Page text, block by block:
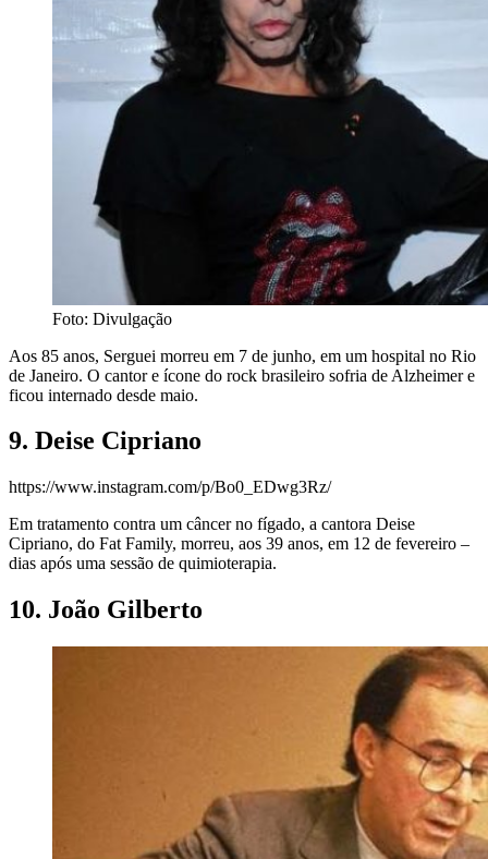
Foto: Divulgação
Aos 85 anos, Serguei morreu em 7 de junho, em um hospital no Rio
de Janeiro. O cantor e ícone do rock brasileiro sofria de Alzheimer e
ficou internado desde maio.
9. Deise Cipriano
https://www.instagram.com/p/Bo0_EDwg3Rz/
Em tratamento contra um câncer no fígado, a cantora Deise
Cipriano, do Fat Family, morreu, aos 39 anos, em 12 de fevereiro –
dias após uma sessão de quimioterapia.
10. João Gilberto